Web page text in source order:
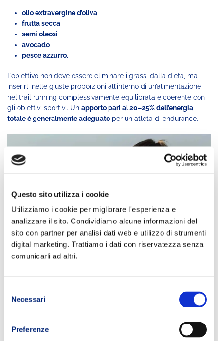
Questo sito utilizza i cookie
Utilizziamo i cookie per migliorare l'esperienza e
analizzare il sito. Condividiamo alcune informazioni del
sito con partner per analisi dati web e utilizzo di strumenti
digital marketing. Trattiamo i dati con riservatezza senza
comunicarli ad altri.
delNecessari
Preferenze
olio extravergine d’oliva
frutta secca
semi oleosi
avocado
pesce azzurro.
L’obiettivo non deve essere eliminare i grassi dalla dieta, ma
inserirli nelle giuste proporzioni all’interno di un’alimentazione
nel trail running complessivamente equilibrata e coerente con
gli obiettivi sportivi. Un apporto pari al 20–25% dell’energia
totale è generalmente adeguato per un atleta di endurance.
running in base agli
Gran parte della prestazione si costruisce attraverso una